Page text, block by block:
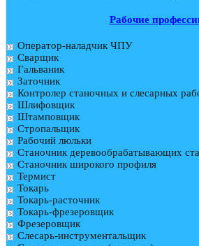
Рабочие
Оператор-наладчик ЧПУ
Сварщик
Гальваник
Заточник
Контролер станочных и слесарных
Шлифовщик
Штамповщик
Стропальщик
Рабочий люльки
Станочник деревообрабатывающих
Станочник широкого профиля
Термист
Токарь
Токарь-расточник
Токарь-фрезеровщик
Фрезеровщик
Слесарь-инструментальщик